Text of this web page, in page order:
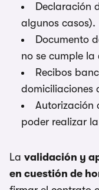
Declaración
algunos casos).
Documento
no se cumple
Recibos
domiciliaciones
Autorización
poder realizar
La validación y
en cuestión de